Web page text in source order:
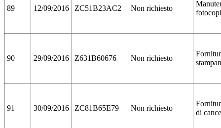
89 12/09/2016 ZC51B23AC2 Non richiesto
90 29/09/2016 Z631B60676 Non richiesto
91 30/09/2016 ZC81B65E79 Non richiesto
di